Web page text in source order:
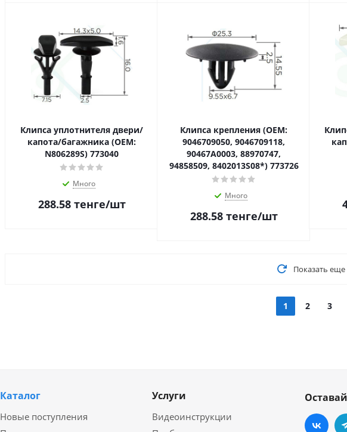
Клипса уплотнителя двери/
капота/багажника (OEM:
N806289S) 773040
Много
288.58тенге/шт
Клипса крепления (OEM:
9046709050, 9046709118,
90467A0003, 88970747,
94858509, 8402013S08*) 773726
Много
288.58тенге/шт
Показать еще
1 2 3
Каталог
Новые поступления
Услуги
Видеоинструкции